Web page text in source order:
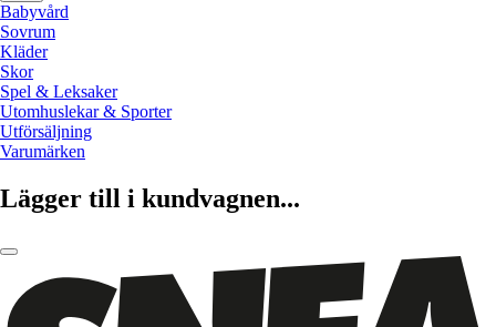
Babyvård
Sovrum
Kläder
Skor
Spel & Leksaker
Utomhuslekar & Sporter
Utförsäljning
Varumärken
Lägger till i kundvagnen...